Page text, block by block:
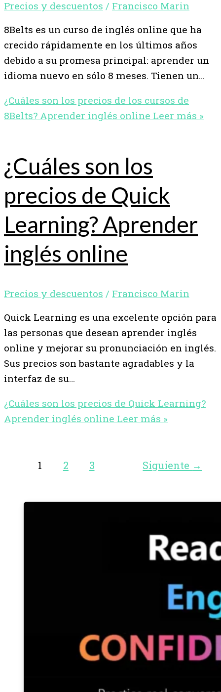
Precios y descuentos / Francisco Marin
8Belts es un curso de inglés online que ha
crecido rápidamente en los últimos años
debido a su promesa principal: aprender un
idioma nuevo en sólo 8 meses. Tienen un…
¿Cuáles son los precios de los cursos de
8Belts? Aprender inglés online Leer más »
¿Cuáles son los
precios de Quick
Learning? Aprender
inglés online
Precios y descuentos / Francisco Marin
Quick Learning es una excelente opción para
las personas que desean aprender inglés
online y mejorar su pronunciación en inglés.
Sus precios son bastante agradables y la
interfaz de su…
¿Cuáles son los precios de Quick Learning?
Aprender inglés online Leer más »
1 2 3 Siguiente →